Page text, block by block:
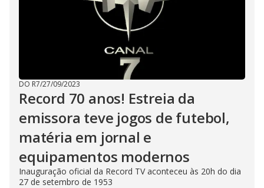
DO R7/27/09/2023
Record 70 anos! Estreia da
emissora teve jogos de futebol,
matéria em jornal e
equipamentos modernos
Inauguração oficial da Record TV aconteceu às 20h do dia
27 de setembro de 1953